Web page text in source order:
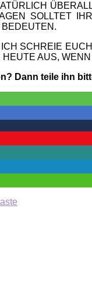
SOLLTET
BEDEUTEN.
SCHREIE
AUS,
Dann teile ihn